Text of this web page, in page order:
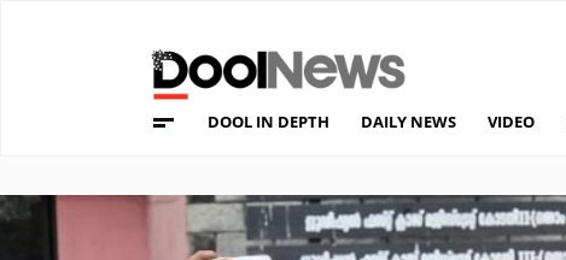
DOOL IN DEPTH DAILY NEWS VIDEO